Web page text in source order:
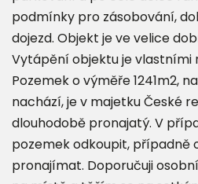
podmínky pro zásobování,
dojezd. Objekt je ve velice
Vytápění objektu je vlastními
Pozemek o výměře 1241m2,
nachází, je v majetku České
dlouhodobě pronajatý. V
pozemek odkoupit, případně
pronajímat. Doporučuji